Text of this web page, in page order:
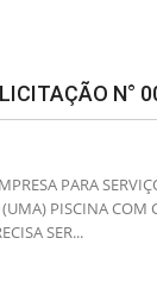
N°
PARA
PISCINA COM
SER...